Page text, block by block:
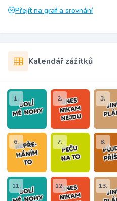
Přejít na graf a srovnání
Kalendář zážitků
1. 2. 3.
6. 7. 8.
11. 12. 13.